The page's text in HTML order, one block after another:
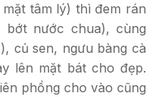
tâm lý) thì đem rán
nước chua), cùng
củ sen, ngưu bàng cà
lên mặt bát cho đẹp.
phồng cho vào cũng